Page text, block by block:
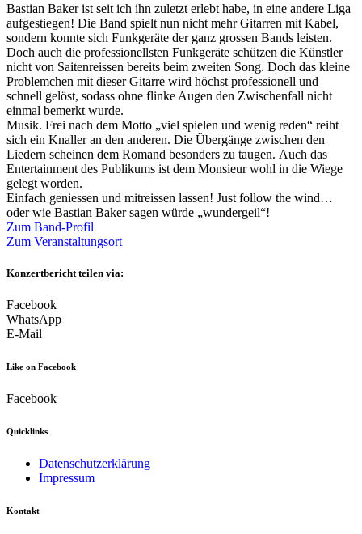
Bastian Baker ist seit ich ihn zuletzt erlebt habe, in eine andere Liga
aufgestiegen! Die Band spielt nun nicht mehr Gitarren mit Kabel,
sondern konnte sich Funkgeräte der ganz grossen Bands leisten.
Doch auch die professionellsten Funkgeräte schützen die Künstler
nicht von Saitenreissen bereits beim zweiten Song. Doch das kleine
Problemchen mit dieser Gitarre wird höchst professionell und
schnell gelöst, sodass ohne flinke Augen den Zwischenfall nicht
einmal bemerkt wurde.
Musik. Frei nach dem Motto „viel spielen und wenig reden“ reiht
sich ein Knaller an den anderen. Die Übergänge zwischen den
Liedern scheinen dem Romand besonders zu taugen. Auch das
Entertainment des Publikums ist dem Monsieur wohl in die Wiege
gelegt worden.
Einfach geniessen und mitreissen lassen! Just follow the wind…
oder wie Bastian Baker sagen würde „wundergeil“!
Zum Band-Profil
Zum Veranstaltungsort
Konzertbericht teilen via:
Facebook
WhatsApp
E-Mail
Like on Facebook
Facebook
Quicklinks
Datenschutzerklärung
Impressum
Kontakt